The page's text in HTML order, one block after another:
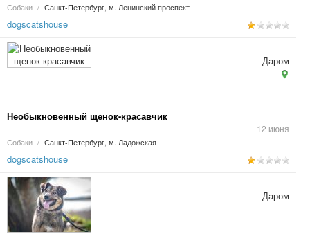
Собаки / Санкт-Петербург, м. Ленинский проспект
dogscatshouse
Необыкновенный щенок-красавчик
12 июня
Собаки / Санкт-Петербург, м. Ладожская
Даром
dogscatshouse
Даром